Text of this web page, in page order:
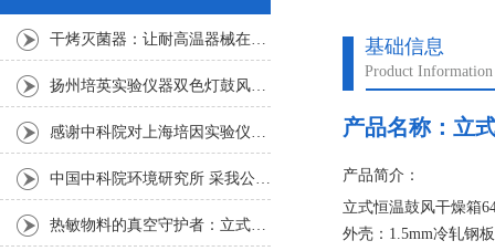
基础信息
Product Information
产品名称： 立
产品简介：
立式恒温鼓风干燥箱
外壳：1.5mm冷轧钢
干烤灭菌器：让耐高温器械在无水高温中重获无菌新生
扬州培英实验仪器双色灯鼓风干燥箱
感谢中科院对上海培因实验仪器的认可
中国中科院环境研究所 采我公司仪器300L人工气候箱 实验效果获高度评价
热敏物料的真空守护者：立式真空干燥箱选购指南